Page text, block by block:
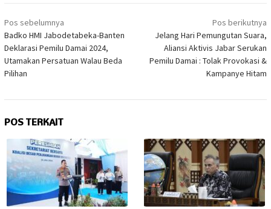
Navigasi
pos
Pos sebelumnya
Badko HMI Jabodetabeka-Banten
Deklarasi Pemilu Damai 2024,
Utamakan Persatuan Walau Beda
Pilihan
Pos berikutnya
Jelang Hari Pemungutan Suara,
Aliansi Aktivis Jabar Serukan
Pemilu Damai : Tolak Provokasi &
Kampanye Hitam
POS TERKAIT